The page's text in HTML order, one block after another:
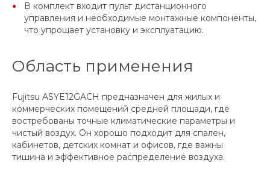
В комплект входит пульт дистанционного
управления и необходимые монтажные компоненты,
что упрощает установку и эксплуатацию.
Область применения
Fujitsu ASYE12GACH предназначен для жилых и
коммерческих помещений средней площади, где
востребованы точные климатические параметры и
чистый воздух. Он хорошо подходит для спален,
кабинетов, детских комнат и офисов, где важны
тишина и эффективное распределение воздуха.